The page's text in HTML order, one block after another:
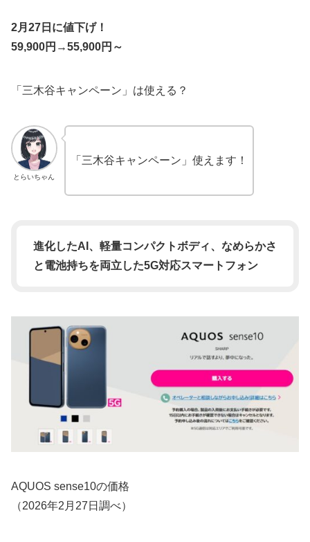
2月27日に値下げ！
59,900円→55,900円～
「三木谷キャンペーン」は使える？
とらいちゃん
「三木谷キャンペーン」使えます！
進化したAI、軽量コンパクトボディ、なめらかさ
と電池持ちを両立した5G対応スマートフォン
AQUOS sense10の価格
（2026年2月27日調べ）